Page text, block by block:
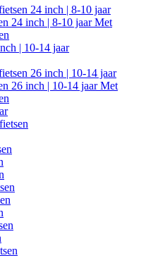
24 inch | 8-10 jaar
24 inch | 8-10 jaar Met
| 10-14 jaar
26 inch | 10-14 jaar
26 inch | 10-14 jaar Met